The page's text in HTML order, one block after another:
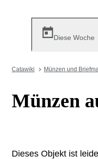
Diese Woche
Catawiki Münzen und
Münzen
Dieses Objekt ist